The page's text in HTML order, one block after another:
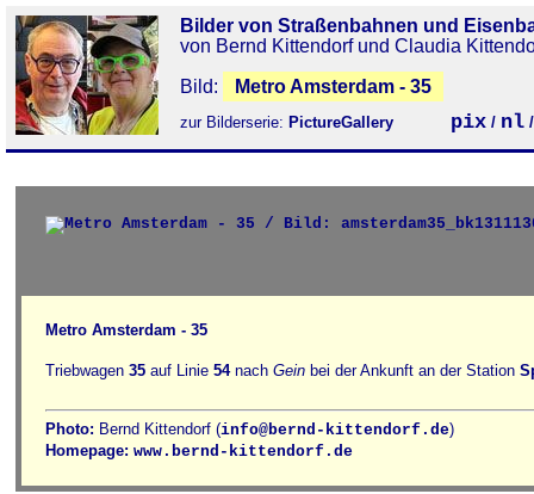
Bilder von Straßenbahnen und
von Bernd Kittendorf und Claudia
Bild:
Metro Amsterdam - 35
zur Bilderserie: PictureGallery pix / nl
Metro Amsterdam - 35
Triebwagen 35 auf Linie 54nach Gein bei der Ankunft an der Station
Photo: Bernd Kittendorf (info@bernd-kittendorf.de)
Homepage: www.bernd-kittendorf.de